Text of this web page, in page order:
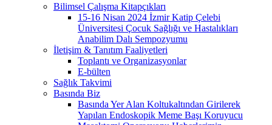
Bilimsel Çalışma Kitapçıkları
15-16 Nisan 2024 İzmir Katip Çelebi
Üniversitesi Çocuk Sağlığı ve Hastalıkları
Anabilim Dalı Sempozyumu
İletişim & Tanıtım Faaliyetleri
Toplantı ve Organizasyonlar
E-bülten
Sağlık Takvimi
Basında Biz
Basında Yer Alan Koltukaltından Girilerek
Yapılan Endoskopik Meme Başı Koruyucu